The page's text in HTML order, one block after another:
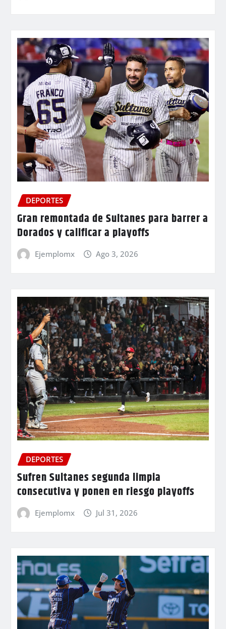
DEPORTES
Gran remontada de Sultanes para barrer a
Dorados y calificar a playoffs
Ejemplomx Ago 3, 2026
DEPORTES
Sufren Sultanes segunda limpia
consecutiva y ponen en riesgo playoffs
Ejemplomx Jul 31, 2026